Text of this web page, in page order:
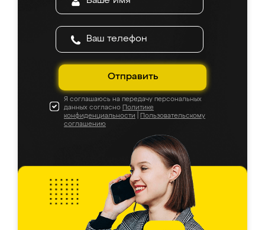
Отправить
Я соглашаюсь на передачу персональных
данных согласно Политике
конфиденциальности
Пользовательскому
соглашению